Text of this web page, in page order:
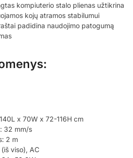
kompiuterio stalo plienas užtikrina
kojų atramos stabilumui
padidina naudojimo patogumą
x 70W x 72-116H cm
32 mm/s
2 m
viso), AC